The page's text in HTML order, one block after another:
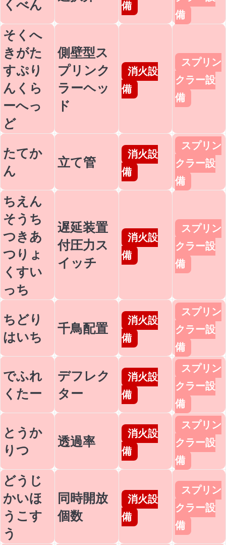
くべん
備
備
そくへ
きがた
すぷり
んくら
ーへっ
ど
側壁型ス
プリンク
ラーヘッ
ド
消火設
備
スプリン
クラー設
備
たてか
ん
立て管
消火設
備
スプリン
クラー設
備
ちえん
そうち
つきあ
つりょ
くすい
っち
遅延装置
付圧力ス
イッチ
消火設
備
スプリン
クラー設
備
ちどり
はいち
千鳥配置
消火設
備
スプリン
クラー設
備
でふれ
くたー
デフレク
ター
消火設
備
スプリン
クラー設
備
とうか
りつ
透過率
消火設
備
スプリン
クラー設
備
どうじ
かいほ
うこす
う
同時開放
個数
消火設
備
スプリン
クラー設
備